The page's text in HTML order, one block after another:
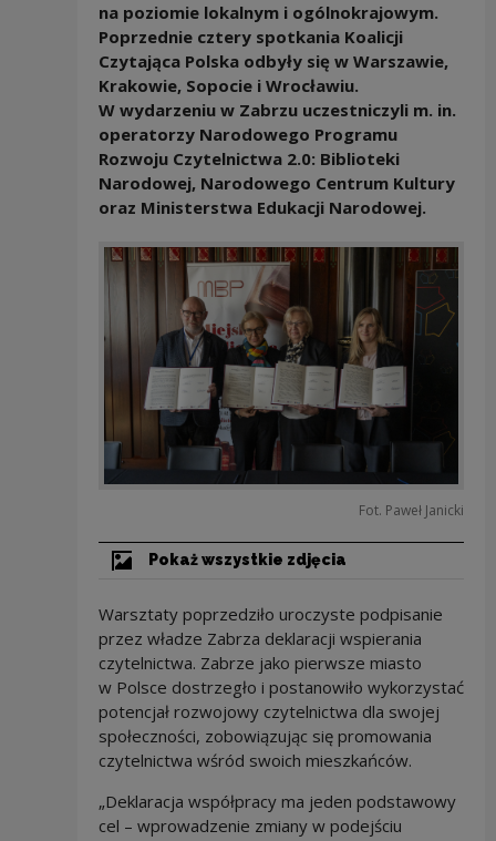
na poziomie lokalnym i ogólnokrajowym.
Poprzednie cztery spotkania Koalicji
Czytająca Polska odbyły się w Warszawie,
Krakowie, Sopocie i Wrocławiu.
W wydarzeniu w Zabrzu uczestniczyli m. in.
operatorzy Narodowego Programu
Rozwoju Czytelnictwa 2.0: Biblioteki
Narodowej, Narodowego Centrum Kultury
oraz Ministerstwa Edukacji Narodowej.
Fot. Paweł Janicki
Pokaż wszystkie zdjęcia
Warsztaty poprzedziło uroczyste podpisanie
przez władze Zabrza deklaracji wspierania
czytelnictwa. Zabrze jako pierwsze miasto
w Polsce dostrzegło i postanowiło wykorzystać
potencjał rozwojowy czytelnictwa dla swojej
społeczności, zobowiązując się promowania
czytelnictwa wśród swoich mieszkańców.
„Deklaracja współpracy ma jeden podstawowy
cel – wprowadzenie zmiany w podejściu